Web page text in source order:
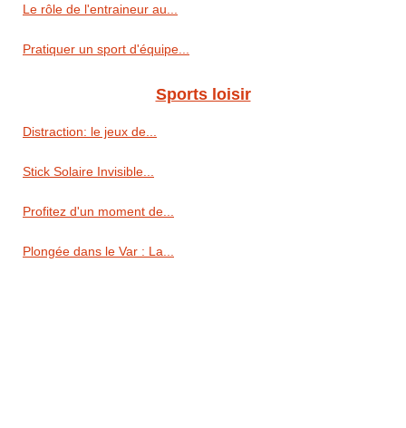
Le rôle de l'entraineur au...
Pratiquer un sport d'équipe...
Sports loisir
Distraction: le jeux de...
Stick Solaire Invisible...
Profitez d'un moment de...
Plongée dans le Var : La...